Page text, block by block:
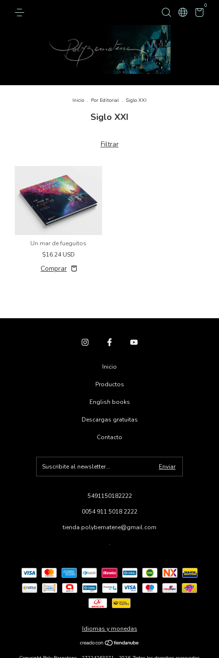
0
Inicio . Por Editorial . Siglo XXI
Siglo XXI
Filtrar
Un mar de fueguitos
$16.24 USD
Inicio
Productos
English books
Descargas gratuitas
Contacto
5491150182222
0054 911 5018 2222
tienda.polybernatene@gmail.com
.
Idiomas y monedas